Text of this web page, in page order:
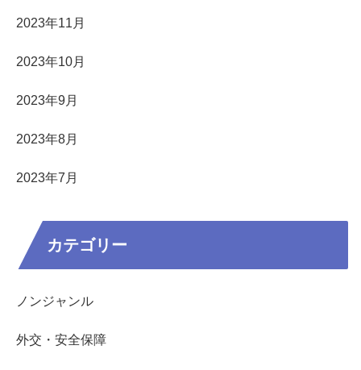
2023年11月
2023年10月
2023年9月
2023年8月
2023年7月
カテゴリー
ノンジャンル
外交・安全保障